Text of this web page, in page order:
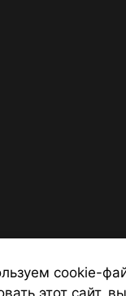
cookie-
этот сайт,